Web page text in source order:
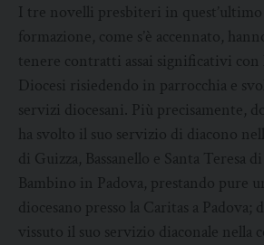
I tre novelli presbiteri in
formazione, come s’è accennato,
tenere contratti assai significativi con
Diocesi risiedendo in parrocchia e
servizi diocesani. Più precisamente,
ha svolto il suo servizio di diacono
di Guizza, Bassanello e Santa Teresa
Bambino in Padova, prestando pure
diocesano presso la Caritas a Padova;
vissuto il suo servizio diaconale nella